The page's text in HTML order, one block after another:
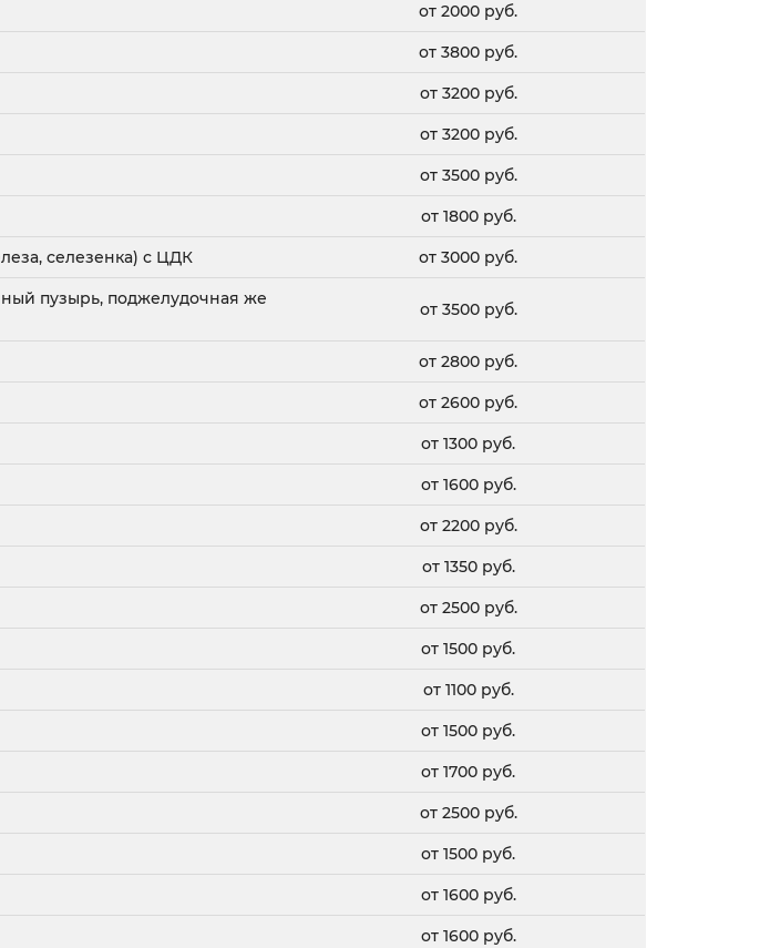
от 2000 руб.
от 3800 руб.
от 3200 руб.
от 3200 руб.
от 3500 руб.
от 1800 руб.
селезенка) с ЦДК от 3000 руб.
пузырь, поджелудочная же
от 3500 руб.
от 2800 руб.
от 2600 руб.
от 1300 руб.
от 1600 руб.
от 2200 руб.
от 1350 руб.
от 2500 руб.
от 1500 руб.
от 1100 руб.
от 1500 руб.
от 1700 руб.
от 2500 руб.
от 1500 руб.
от 1600 руб.
от 1600 руб.